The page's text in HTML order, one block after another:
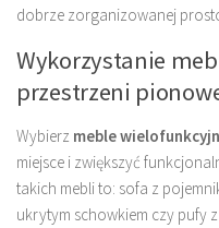
dobrze zorganizowanej
Wykorzystanie
przestrzeni
Wybierz meble
miejsce i zwiększyć
takich mebli to: sofa z
ukrytym schowkiem czy pufy